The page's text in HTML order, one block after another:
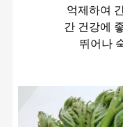
억제하여
간 건강에
뛰어나